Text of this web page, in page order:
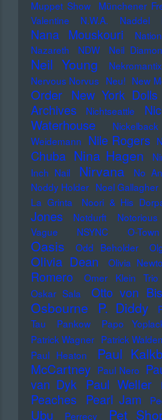
Muppet Show
Münchener
Valentine
N.W.A. Naddel
Nana Mouskouri
Nazareth
NDW Neil
Neil Young Nekromantix
Nervous Norvus Neu! New
Order New York Dolls
Archives
Nichtseattle
Waterhouse
Nickelback
Weidemann Nile Rogers
Chuba Nina Hagen
Inch Nail
Nirvana No
Noddy Holder Noel Gallagher
La Grinta
Noori & His
Jones
Notdurft
Vague
NSYNC O-Town
Oasis Odd Beholder
Olivia Dean Olivia
Romero
Omer Klein Trio
Oskar Sala
Otto von
Osbourne
P. Diddy
Tau
Pankow Papo
Patrick Wagner Patrick Walden
Paul Heaton Paul
McCartney Paul Nero
van Dyk Paul Weller
Peaches Pearl Jam
Ubu
Perrecy Pet